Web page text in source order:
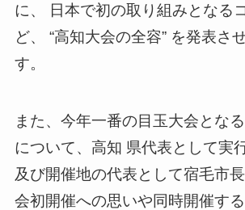
に、 日本で初の取り組みとなる
ど、 “高知大会の全容” を発表さ
す。
また、今年一番の目玉大会となる
について、高知 県代表として実
及び開催地の代表として宿毛市
会初開催への思いや同時開催す